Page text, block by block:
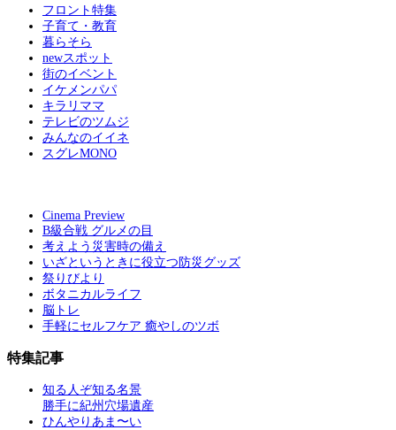
フロント特集
子育て・教育
暮らそら
newスポット
街のイベント
イケメンパパ
キラリママ
テレビのツムジ
みんなのイイネ
スグレMONO
Cinema Preview
B級合戦 グルメの目
考えよう災害時の備え
いざというときに役立つ防災グッズ
祭りびより
ボタニカルライフ
脳トレ
手軽にセルフケア 癒やしのツボ
特集記事
知る人ぞ知る名景
勝手に紀州穴場遺産
ひんやりあま〜い